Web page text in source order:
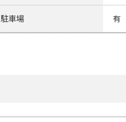
駐車場 有